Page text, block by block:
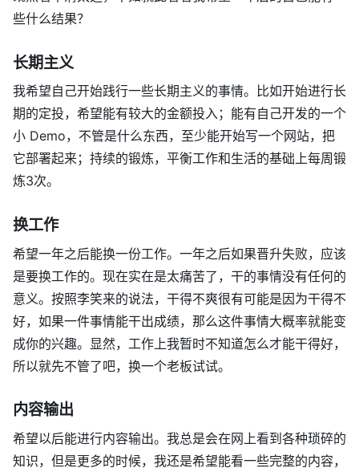
些什么结果？
长期主义
我希望自己开始践行一些长期主义的事情。比如开始进行长
期的定投，希望能有较大的金额投入；能有自己开发的一个
小 Demo，不管是什么东西，至少能开始写一个网站，把
它部署起来；持续的锻炼，平衡工作和生活的基础上每周锻
炼3次。
换工作
希望一年之后能换一份工作。一年之后如果晋升失败，应该
是要换工作的。现在实在是太痛苦了，干的事情没有任何的
意义。按照李笑来的说法，干得不爽很有可能是因为干得不
好，如果一件事情能干出成绩，那么这件事情大概率就能变
成你的兴趣。显然，工作上我暂时不知道怎么才能干得好，
所以就先不管了吧，换一个老板试试。
内容输出
希望以后能进行内容输出。我总是会在网上看到各种琐碎的
知识，但是更多的时候，我还是希望能看一些完整的内容，